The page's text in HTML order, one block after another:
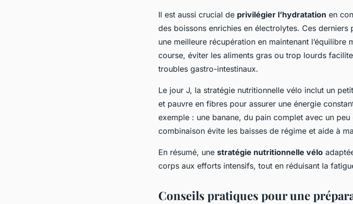
Il est aussi crucial de privilégier l’hydratation en
des boissons enrichies en électrolytes. Ces
une meilleure récupération en maintenant l’équilibre
course, éviter les aliments gras ou trop lourds
troubles gastro-intestinaux.
Le jour J, la stratégie nutritionnelle vélo inclut un
et pauvre en fibres pour assurer une énergie
exemple : une banane, du pain complet avec un
combinaison évite les baisses de régime et aide à
En résumé, une stratégie nutritionnelle vélo
corps aux efforts intensifs, tout en réduisant la
Conseils pratiques pour une